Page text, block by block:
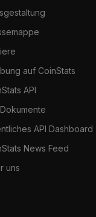
auf CoinStats
API
API Dashboard
News Feed
uns